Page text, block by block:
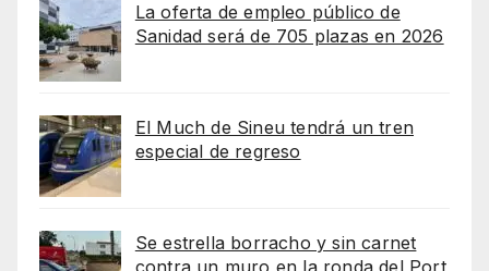
La oferta de empleo público de
Sanidad será de 705 plazas en 2026
El Much de Sineu tendrá un tren
especial de regreso
Se estrella borracho y sin carnet